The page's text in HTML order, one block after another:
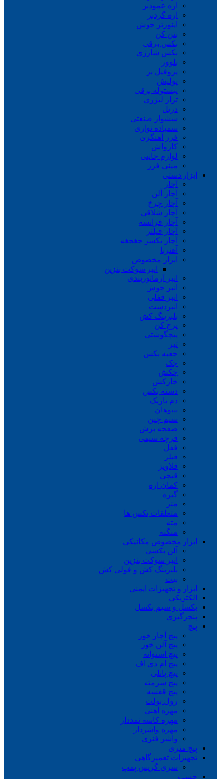
اره عمودبر
اره گردبر
اینورتر جوش
بتن کن
بکس برقی
بکس شارژی
بلوور
پروفیل بر
پولیش
پیستوله برقی
تراز لیزری
دریل
سشوار صنعتی
سمباده نواری
فرز آهنگری
کارواش
لوازم جانبی
مینی فرز
ابزار دستی
آچار
آچار آلن
آچار چرخ
آچار شلاقی
آچار فرانسه
آچار فیلتر
آچار یکسر جغجغه
آهنربا
ابزار مخصوص
انبر سوکت بنزین
انبر آرماتوربندی
انبر جوش
انبر قفلی
انبردست
بلبرینگ کش
پرچ کن
پیچگوشتی
تبر
جعبه بکس
جک
چکش
خارکش
دسته بکس
دم باریک
سوهان
سیم چین
صفحه برش
فرچه سیمی
ففل
فیلر
قلاویز
قیچی
کمان اره
گیره
متر
متعلقات بکس ها
مته
منگنه
ابزار مخصوص مکانیکی
آلن بکسی
انبر سوکت بنزین
بلبرینگ کش و فولی کش
بیت
ابزار و تجهیزات ایمنی
الکتریکی
بکسل و سیم بکسل
پنچرگیری
پیچ
پیچ آچار خور
پیچ آلن خور
پیچ استوانه
پیچ ام دی اف
پیچ پانلی
پیچ سرمته
پیچ قفسه
رول بولت
مهره آهنی
مهره کاسه نمددار
مهره واشردار
واشر فنری
پیچ متری
تجهیزات تعمیرگاهی
سری گریس پمپ
چسب